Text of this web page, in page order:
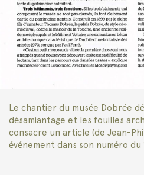
Le chantier du musée Dobrée
désamiantage et les fouilles
consacre un article (de Jean-
événement dans son numéro du